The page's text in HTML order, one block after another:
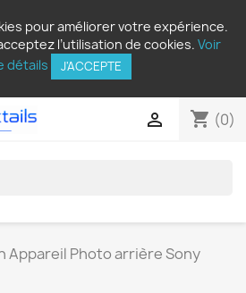
pour améliorer votre expérience.
l’utilisation de cookies. Voir
détails
J'ACCEPTE
shopping_cart (0)

Appareil Photo arrière Sony